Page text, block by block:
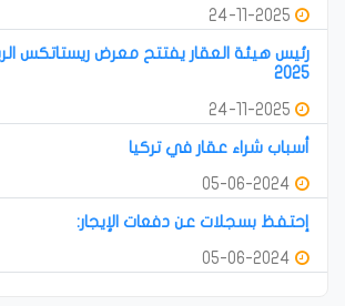
رئيس هيئة العقار يفتتح معرض ريستاتكس
2025
أسباب شراء عقار في تركيا
إحتفظ بسجلات عن دفعات الإيجار: